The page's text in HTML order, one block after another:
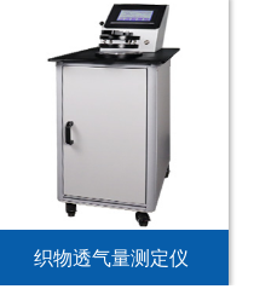
织物透气量测定仪